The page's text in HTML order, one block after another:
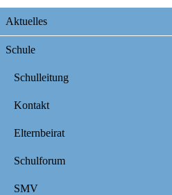
Navigation
Aktuelles
Schule
Schulleitung
Kontakt
Elternbeirat
Schulforum
SMV